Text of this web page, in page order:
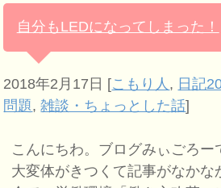
自分もLEDになってしまった！
2018年2月17日 [こもり人 , 日記
問題,雑談・ちょっとした話]
こんにちわ。ブログみぃごろー
大変体がきつくて記事がなかな